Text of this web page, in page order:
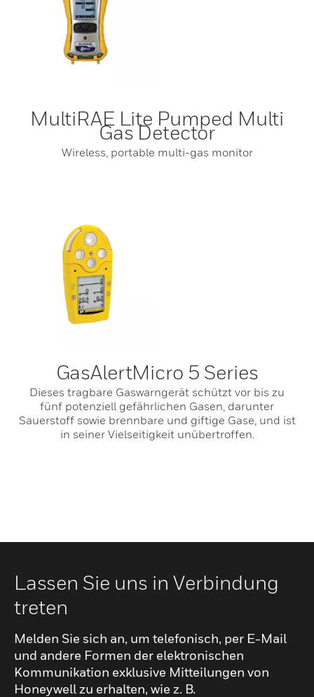
MultiRAE Lite Pumped Multi
Gas Detector
Wireless, portable multi-gas monitor
GasAlertMicro 5 Series
Dieses tragbare Gaswarngerät schützt vor bis zu
fünf potenziell gefährlichen Gasen, darunter
Sauerstoff sowie brennbare und giftige Gase, und ist
in seiner Vielseitigkeit unübertroffen.
Lassen Sie uns in Verbindung
treten
Melden Sie sich an, um telefonisch, per E-Mail
und andere Formen der elektronischen
Kommunikation exklusive Mitteilungen von
Honeywell zu erhalten, wie z. B.